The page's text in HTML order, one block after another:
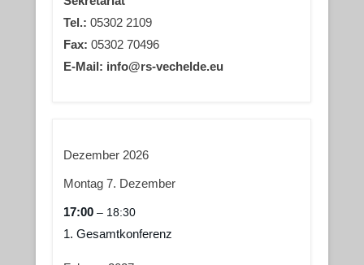
Tel.: 05302 2109
Fax: 05302 70496
E-Mail: info@rs-vechelde.eu
Dezember 2026
Montag 7. Dezember
17:00 – 18:30
1. Gesamtkonferenz